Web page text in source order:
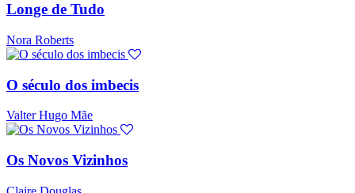
Longe de Tudo
Nora Roberts
O século dos imbecis
Valter Hugo Mãe
Os Novos Vizinhos